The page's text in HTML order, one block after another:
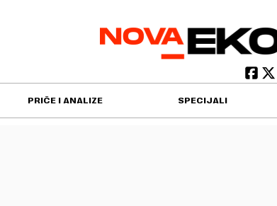
PRIČE I ANALIZE SPECIJALI